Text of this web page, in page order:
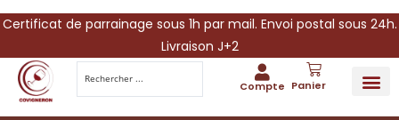
Certificat de parrainage sous 1h par mail. Envoi postal sous 24h.
Livraison J+2
Compte Panier